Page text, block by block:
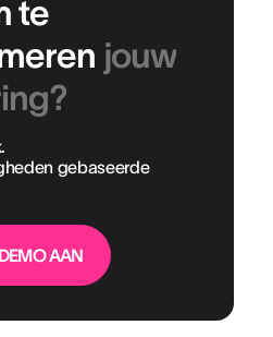
te
jouw
gebaseerde
AAN